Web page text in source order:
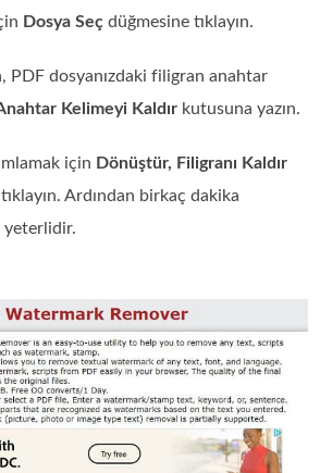
Dosya Seç düğmesine tıklayın.
PDF dosyanızdaki filigran anahtar
Kelimeyi Kaldır kutusuna yazın.
için Dönüştür, Filigranı Kaldır
Ardından birkaç dakika
yeterlidir.